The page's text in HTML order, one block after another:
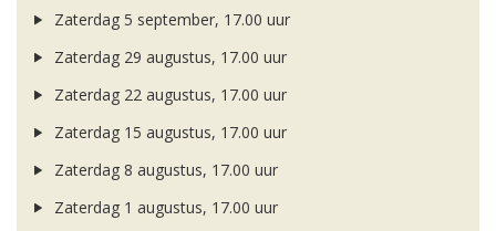
Zaterdag 5 september, 17.00 uur
Zaterdag 29 augustus, 17.00 uur
Zaterdag 22 augustus, 17.00 uur
Zaterdag 15 augustus, 17.00 uur
Zaterdag 8 augustus, 17.00 uur
Zaterdag 1 augustus, 17.00 uur